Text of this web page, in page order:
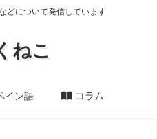
どについて発信しています
ねこ
イン語 コラム